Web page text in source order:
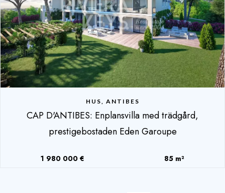
HUS, ANTIBES
CAP D'ANTIBES: Enplansvilla med trädgård,
prestigebostaden Eden Garoupe
1 980 000 € 85 m²